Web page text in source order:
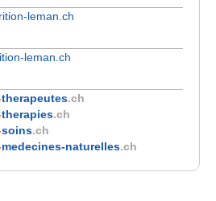
leman.ch
leman.ch
therapeutes.ch
therapies.ch
soins.ch
medecines-naturelles.ch